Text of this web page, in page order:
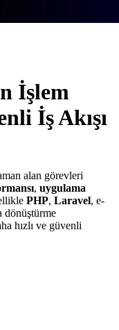
İşlem
İş Akışı
alan görevleri
, uygulama
PHP, Laravel, e-
dönüştürme
hızlı ve güvenli